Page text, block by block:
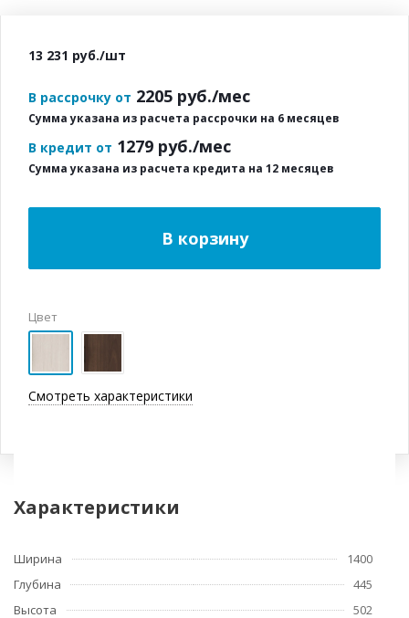
13 231 руб./шт
В рассрочку от 2205 руб./мес
Сумма указана из расчета рассрочки на 6 месяцев
В кредит от 1279 руб./мес
Сумма указана из расчета кредита на 12 месяцев
Цвет
Смотреть характеристики
В корзину
Характеристики
Ширина
1400
Глубина
445
Высота
502